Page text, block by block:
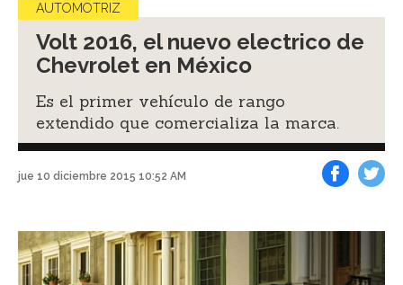
AUTOMOTRIZ
Volt 2016, el nuevo electrico de
Chevrolet en México
Es el primer vehículo de rango
extendido que comercializa la marca.
jue 10 diciembre 2015 10:52 AM